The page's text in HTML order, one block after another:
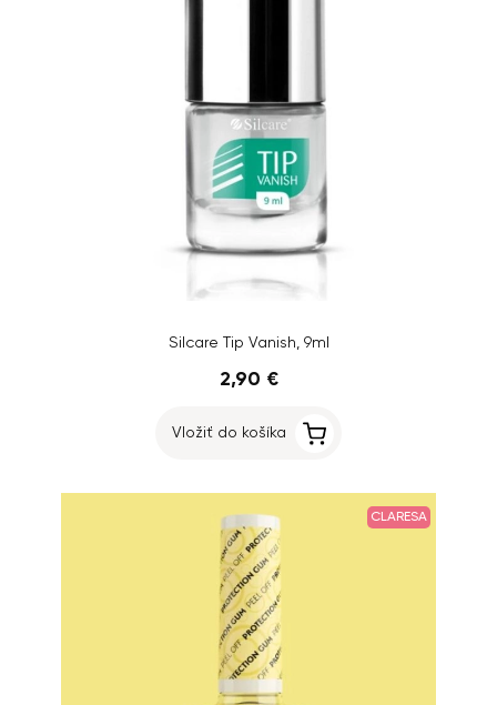
Silcare Tip Vanish, 9ml
2,90 €
Vložiť do košíka
CLARESA